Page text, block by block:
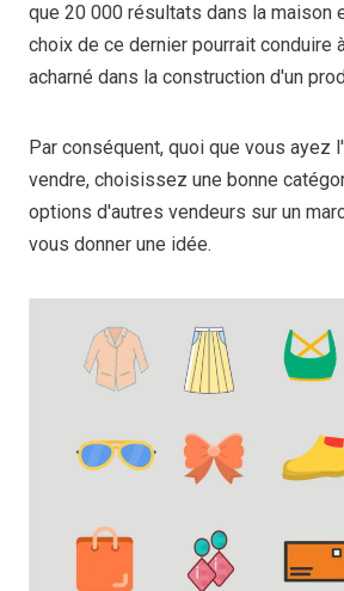
que 20 000 résultats dans la maison
choix de ce dernier pourrait conduire
acharné dans la construction d'un
Par conséquent, quoi que vous ayez
vendre, choisissez une bonne
options d'autres vendeurs sur un
vous donner une idée.